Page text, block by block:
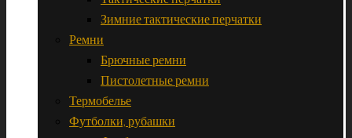
Зимние тактические перчатки
Ремни
Брючные ремни
Пистолетные ремни
Термобелье
Футболки, рубашки